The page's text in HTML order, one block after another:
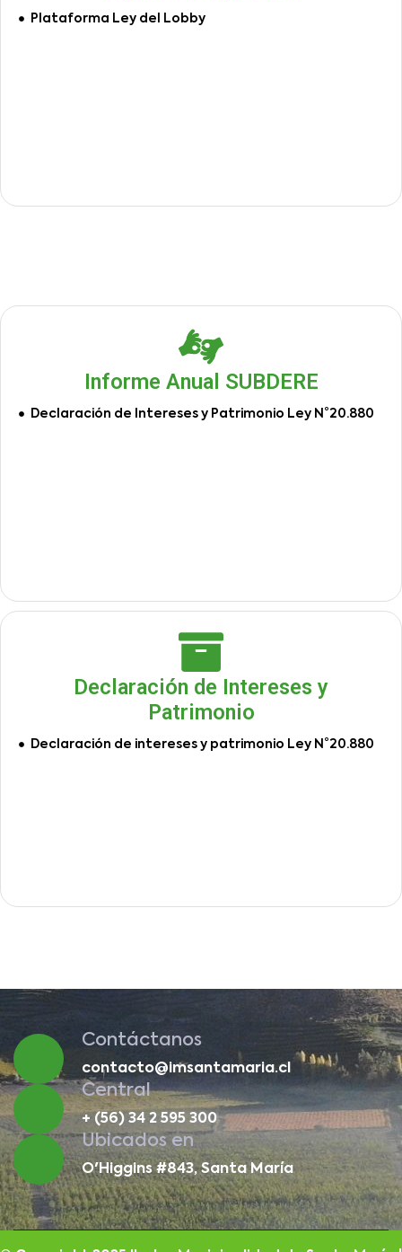
Plataforma Ley del Lobby
Informe Anual SUBDERE
Declaración de Intereses y Patrimonio Ley N°20.880
Declaración de Intereses y
Patrimonio
Declaración de intereses y patrimonio Ley N°20.880
Contáctanos
contacto@imsantamaria.cl
Central
+ (56) 34 2 595 300
Ubicados en
O'Higgins #843, Santa María